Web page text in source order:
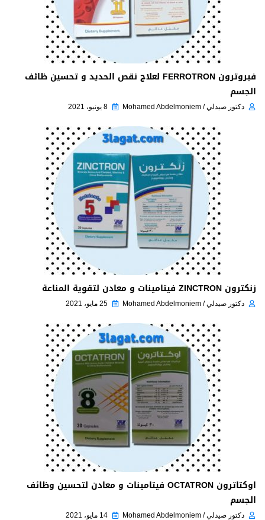
فيروترون FERROTRON لعلاج نقص الحديد و تحسين ظائف
الجسم
دكتور صيدلي / Mohamed Abdelmoniem 8 يونيو، 2021
زنكترون ZINCTRON فيتامينات و معادن لتقوية المناعة
دكتور صيدلي / Mohamed Abdelmoniem 25 مايو، 2021
اوكتاترون OCTATRON فيتامينات و معادن لتحسين وظائف
الجسم
دكتور صيدلي / Mohamed Abdelmoniem 14 مايو، 2021